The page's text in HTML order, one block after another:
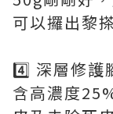
可以攞出黎搽
4️⃣ 深層修護
含高濃度